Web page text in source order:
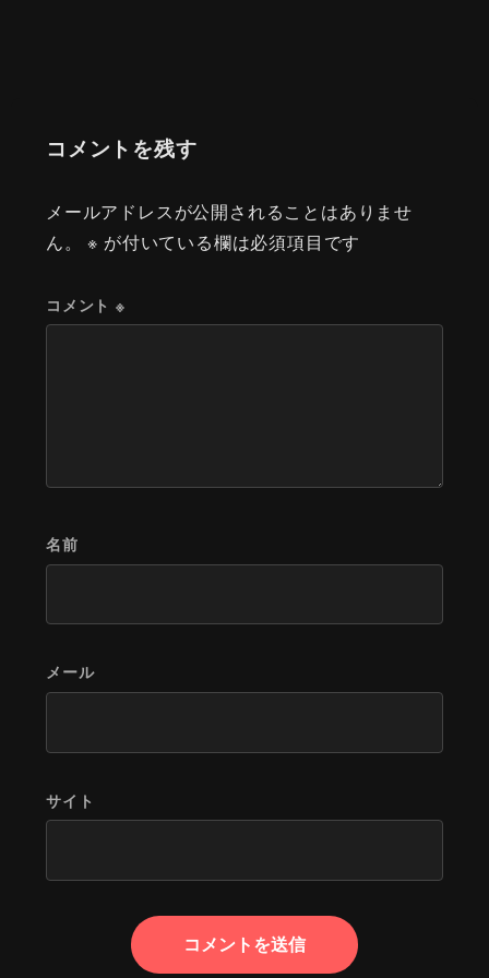
コメントを残す
メールアドレスが公開されることはありませ
ん。
※ が付いている欄は必須項目です
コメント ※
名前
メール
サイト